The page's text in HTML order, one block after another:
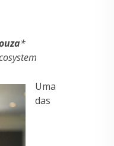
*
Uma
das